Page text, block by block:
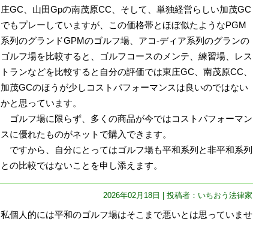
庄GC、山田Gpの南茂原CC、そして、単独経営らしい加茂GC
でもプレーしていますが、この価格帯とほぼ似たようなPGM
系列のグランドGPMのゴルフ場、アコ-ディア系列のグランの
ゴルフ場を比較すると、ゴルフコースのメンテ、練習場、レス
トランなどを比較すると自分の評価では東庄GC、南茂原CC、
加茂GCのほうが少しコストパフォーマンスは良いのではない
かと思っています。
ゴルフ場に限らず、多くの商品が今ではコストパフォーマン
スに優れたものがネットで購入できます。
ですから、自分にとってはゴルフ場も平和系列と非平和系列
との比較ではないことを申し添えます。
2026年02月18日 | 投稿者：いちおう法律家
私個人的には平和のゴルフ場はそこまで悪いとは思っていませ